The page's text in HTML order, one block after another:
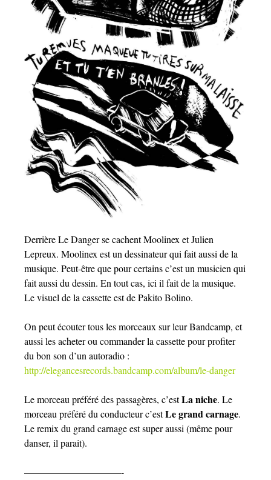
Derrière Le Danger se cachent Moolinex et Julien
Lepreux. Moolinex est un dessinateur qui fait aussi de la
musique. Peut-être que pour certains c’est un musicien qui
fait aussi du dessin. En tout cas, ici il fait de la musique.
Le visuel de la cassette est de Pakito Bolino.
On peut écouter tous les morceaux sur leur Bandcamp, et
aussi les acheter ou commander la cassette pour profiter
du bon son d’un autoradio :
http://elegancesrecords.bandcamp.com/album/le-danger
Le morceau préféré des passagères, c’estLa niche. Le
morceau préféré du conducteur c’estLe grand carnage.
Le remix du grand carnage est super aussi (même pour
danser, il parait).
——————————-